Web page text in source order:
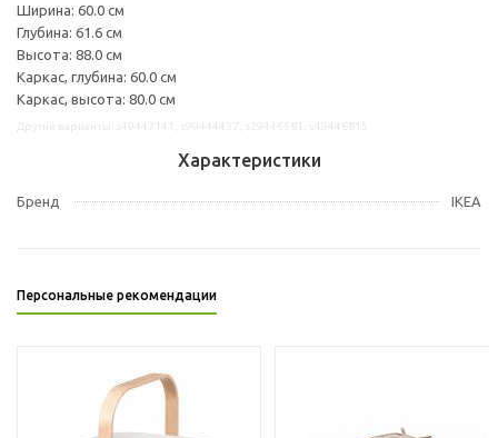
Ширина: 60.0 см
Глубина: 61.6 см
Высота: 88.0 см
Каркас, глубина: 60.0 см
Каркас, высота: 80.0 см
Характеристики
Бренд IKEA
Персональные рекомендации